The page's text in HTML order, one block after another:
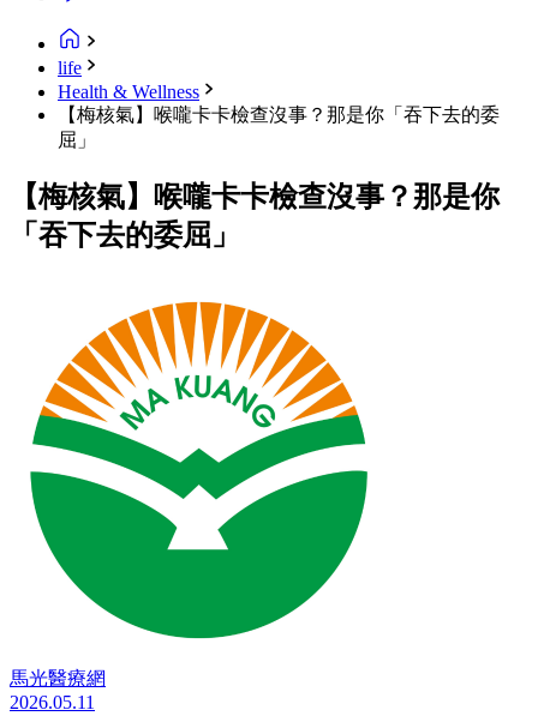
life
Health & Wellness
【梅核氣】喉嚨卡卡檢查沒事？那是你「吞下去的委
屈」
【梅核氣】喉嚨卡卡檢查沒事？那是你
「吞下去的委屈」
馬光醫療網
2026.05.11